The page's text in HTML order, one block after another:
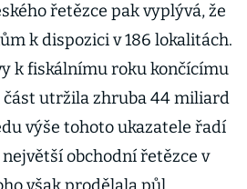
řetězce pak vyplývá, že
k dispozici v 186 lokalitách.
k fiskálnímu roku končícímu
část utržila zhruba 44 miliard
výše tohoto ukazatele řadí
obchodní řetězce v